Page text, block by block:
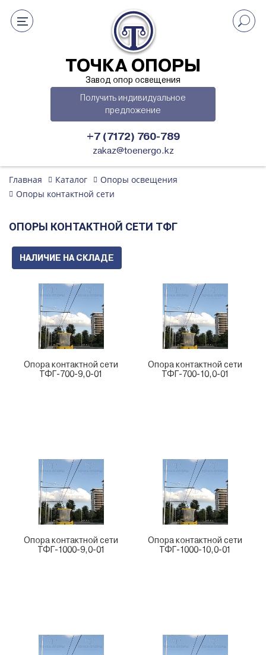
ТОЧКА ОПОРЫ
Завод опор освещения
Получить индивидуальное
предложение
+7 (7172) 760-789
zakaz@toenergo.kz
Главная Каталог
Опоры освещения
Опоры контактной сети
ОПОРЫ КОНТАКТНОЙ СЕТИ ТФГ
НАЛИЧИЕ НА СКЛАДЕ
Опора контактной сети
ТФГ-700-9,0-01
Опора контактной сети
ТФГ-700-10,0-01
Опора контактной сети
ТФГ-1000-9,0-01
Опора контактной сети
ТФГ-1000-10,0-01